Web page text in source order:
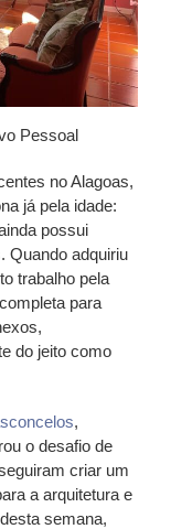
Pessoal
no Alagoas,
já pela idade:
possui
Quando adquiriu
trabalho pela
para
do jeito como
,
o desafio de
criar um
a arquitetura e
semana,